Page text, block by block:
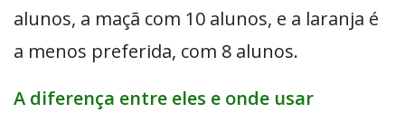
alunos, a maçã com 10 alunos, e a laranja é
a menos preferida, com 8 alunos.
A diferença entre eles e onde usar